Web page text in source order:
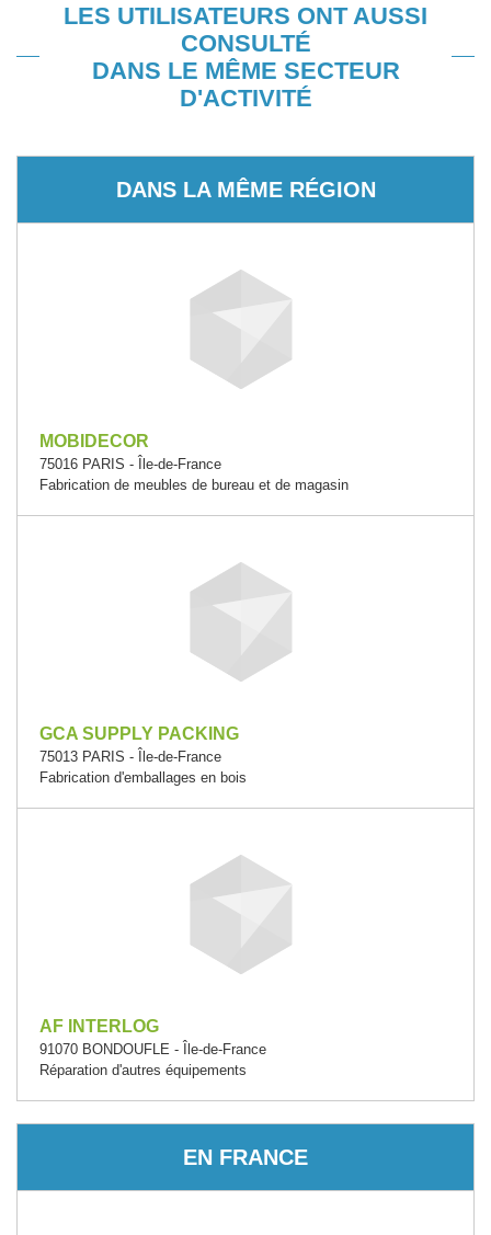
LES UTILISATEURS ONT AUSSI
CONSULTÉ
DANS LE MÊME SECTEUR
D'ACTIVITÉ
DANS LA MÊME RÉGION
MOBIDECOR
75016 PARIS - Île-de-France
Fabrication de meubles de bureau et de magasin
GCA SUPPLY PACKING
75013 PARIS - Île-de-France
Fabrication d'emballages en bois
AF INTERLOG
91070 BONDOUFLE - Île-de-France
Réparation d'autres équipements
EN FRANCE